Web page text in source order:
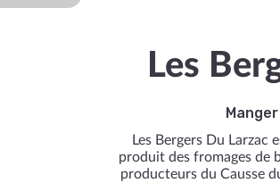
Les
Manger
Les Bergers Du
produit des fromages de
producteurs du Causse